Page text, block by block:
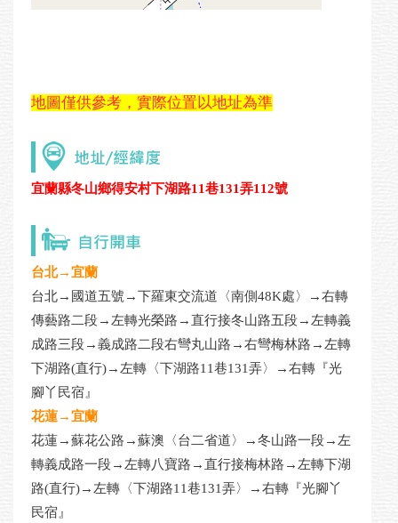
地圖僅供參考，實際位置以地址為準
宜蘭縣冬山鄉得安村下湖路11巷131弄112號
台北→宜蘭
台北→國道五號→下羅東交流道〈南側48K處〉→右轉
傳藝路二段→左轉光榮路→直行接冬山路五段→左轉義
成路三段→義成路二段右彎丸山路→右彎梅林路→左轉
下湖路(直行)→左轉〈下湖路11巷131弄〉→右轉『光
腳丫民宿』
花蓮→宜蘭
花蓮→蘇花公路→蘇澳〈台二省道〉→冬山路一段→左
轉義成路一段→左轉八寶路→直行接梅林路→左轉下湖
路(直行)→左轉〈下湖路11巷131弄〉→右轉『光腳丫
民宿』